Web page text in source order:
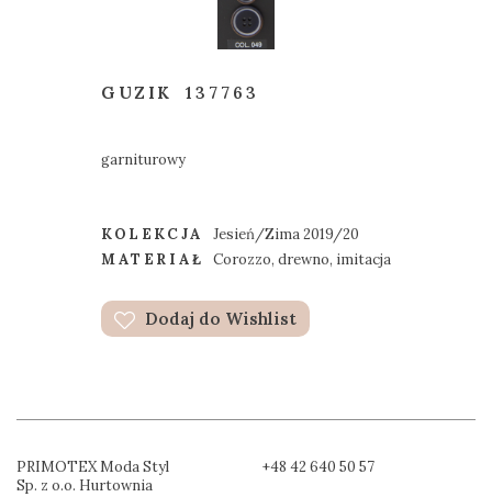
GUZIK 137763
garniturowy
KOLEKCJA
Jesień/Zima 2019/20
MATERIAŁ
Corozzo, drewno, imitacja
Dodaj do Wishlist
PRIMOTEX Moda Styl
Sp. z o.o. Hurtownia
+48 42 640 50 57